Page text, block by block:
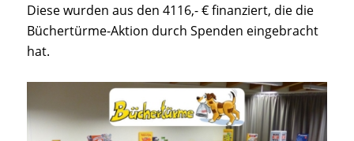
Diese wurden aus den 4116,- € finanziert, die die
Büchertürme-Aktion durch Spenden eingebracht
hat.